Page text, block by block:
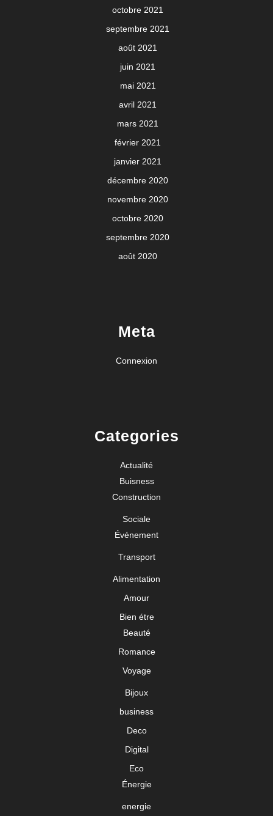
octobre 2021
septembre 2021
août 2021
juin 2021
mai 2021
avril 2021
mars 2021
février 2021
janvier 2021
décembre 2020
novembre 2020
octobre 2020
septembre 2020
août 2020
Meta
Connexion
Categories
Actualité
Buisness
Construction
Sociale
Événement
Transport
Alimentation
Amour
Bien étre
Beauté
Romance
Voyage
Bijoux
business
Deco
Digital
Eco
Énergie
energie